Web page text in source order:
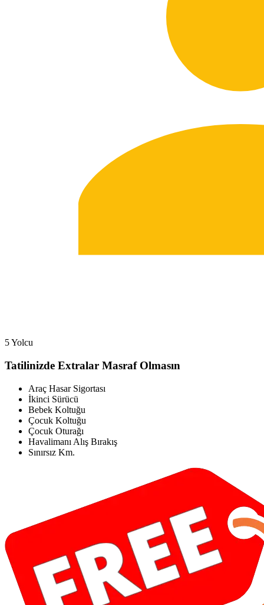
5 Yolcu
Tatilinizde Extralar Masraf Olmasın
Araç Hasar Sigortası
İkinci Sürücü
Bebek Koltuğu
Çocuk Koltuğu
Çocuk Oturağı
Havalimanı Alış Bırakış
Sınırsız Km.